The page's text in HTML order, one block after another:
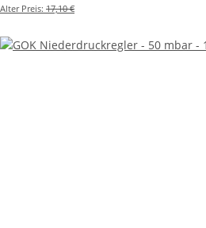
Alter Preis: 17,10 €